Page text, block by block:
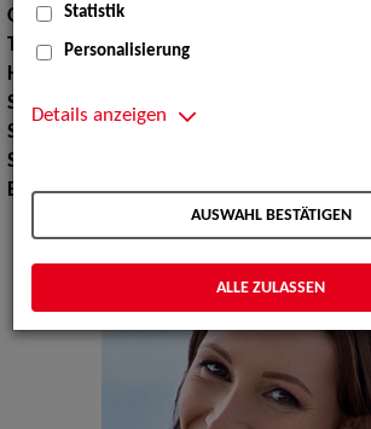
Oberweite:86
Taille:
63
Hüfte:
Schuhgröße:
3940
Sport:
Sprachen:
Erscheinungsbild:Mitteleuropäisch
Statistik
Personalisierung
Details anzeigen
AUSWAHL BESTÄTIGEN
ALLE ZULASSEN